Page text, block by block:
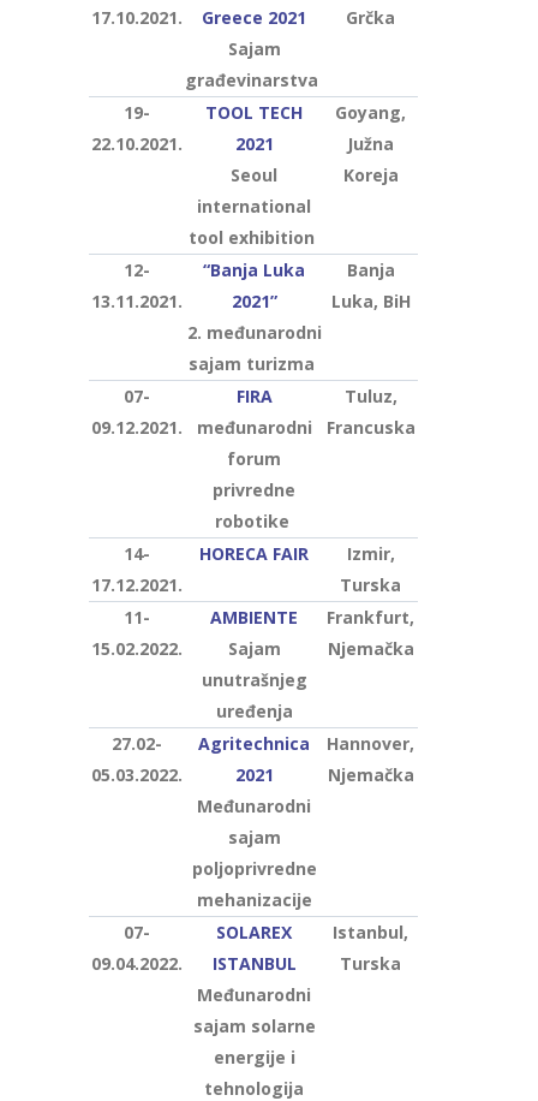
17.10.2021.
Greece 2021
Sajam
građevinarstva
Grčka
19-
22.10.2021.
TOOL TECH
2021
Seoul
international
tool exhibition
Goyang,
Južna
Koreja
12-
13.11.2021.
“Banja Luka
2021”
2. međunarodni
sajam turizma
Banja
Luka, BiH
07-
09.12.2021.
FIRA
međunarodni
forum
privredne
robotike
Tuluz,
Francuska
14-
17.12.2021.
HORECA FAIR
Izmir,
Turska
11-
15.02.2022.
AMBIENTE
Sajam
unutrašnjeg
uređenja
Frankfurt,
Njemačka
27.02-
05.03.2022.
Agritechnica
2021
Međunarodni
sajam
poljoprivredne
mehanizacije
Hannover,
Njemačka
07-
09.04.2022.
SOLAREX
ISTANBUL
Međunarodni
sajam solarne
energije i
tehnologija
Istanbul,
Turska